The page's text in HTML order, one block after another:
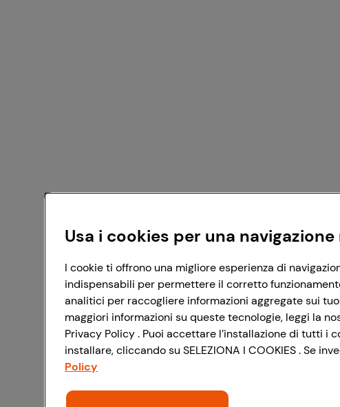
Usa i cookies per una
I cookie ti offrono una migliore esperienza di
indispensabili per permettere il corretto
analitici per raccogliere informazioni aggregate sui
maggiori informazioni su queste tecnologie, leggi la
Privacy Policy . Puoi accettare l’installazione di tutti i
installare, cliccando su SELEZIONA I COOKIES . Se
Policy